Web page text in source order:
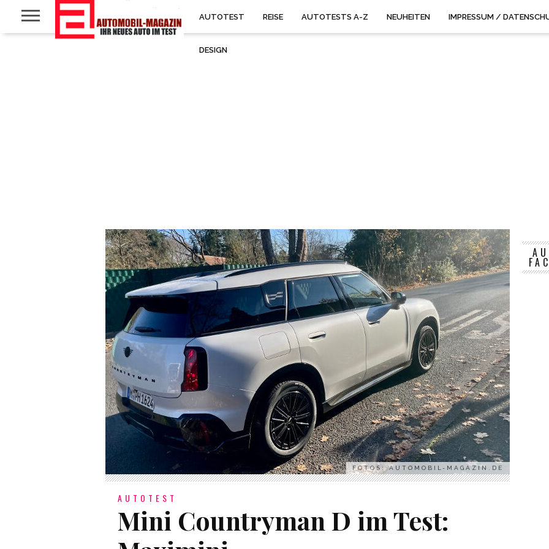
AUTOTEST REISE AUTOTESTS A-Z NEUHEITEN IMPRESSUM /
DESIGN
FOTOS: AUTOMOBIL-MAGAZIN.DE
AUTOTEST
Mini Countryman D im Test: